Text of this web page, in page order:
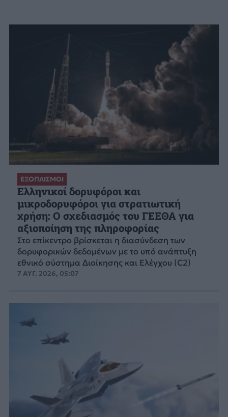
ΕΞΟΠΛΙΣΜΟΙ
Ελληνικοί δορυφόροι και
μικροδορυφόροι για στρατιωτική
χρήση: Ο σχεδιασμός του ΓΕΕΘΑ για
αξιοποίηση της πληροφορίας
Στο επίκεντρο βρίσκεται η διασύνδεση των
δορυφορικών δεδομένων με το υπό ανάπτυξη
εθνικό σύστημα Διοίκησης και Ελέγχου (C2)
7 ΑΥΓ. 2026, 05:07